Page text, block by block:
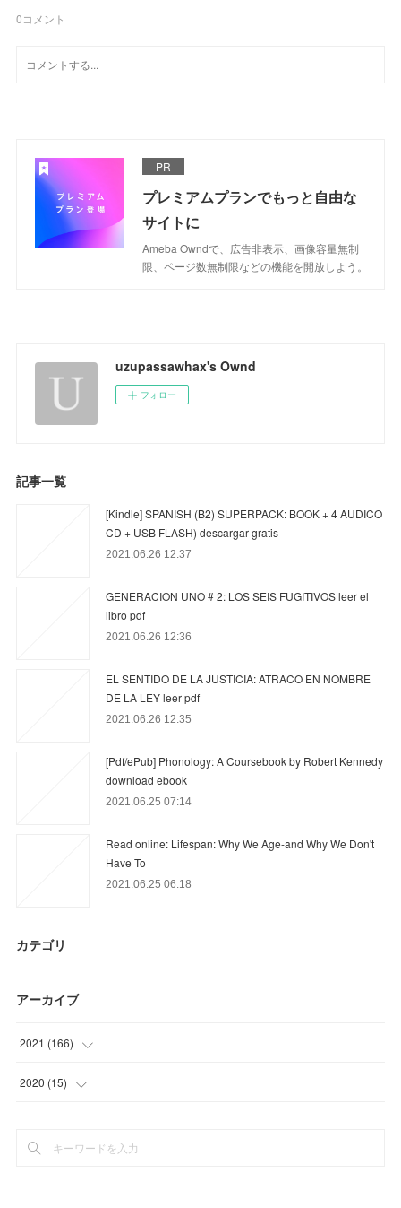
0コメント
PR
プレミアムプランでもっと自由な
サイトに
Ameba Owndで、広告非表示、画像容量無制
限、ページ数無制限などの機能を開放しよう。
uzupassawhax's Ownd
フォロー
記事一覧
[Kindle] SPANISH (B2) SUPERPACK: BOOK + 4 AUDICO
CD + USB FLASH) descargar gratis
2021.06.26 12:37
GENERACION UNO # 2: LOS SEIS FUGITIVOS leer el
libro pdf
2021.06.26 12:36
EL SENTIDO DE LA JUSTICIA: ATRACO EN NOMBRE
DE LA LEY leer pdf
2021.06.26 12:35
[Pdf/ePub] Phonology: A Coursebook by Robert Kennedy
download ebook
2021.06.25 07:14
Read online: Lifespan: Why We Age-and Why We Don't
Have To
2021.06.25 06:18
カテゴリ
アーカイブ
2021 (166)
(48 )
(
2020 (15)
(